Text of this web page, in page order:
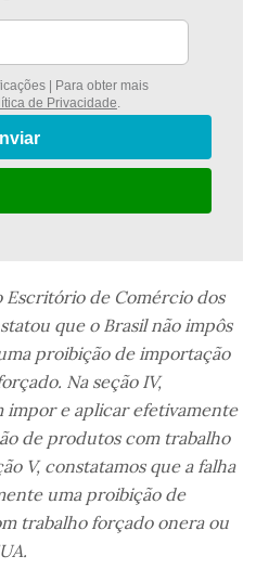
| Para obter mais
de Privacidade
Escritório de Comércio dos
que o Brasil não impôs
proibição de importação
Na seção IV,
impor e aplicar efetivamente
de produtos com trabalho
V, constatamos que a falha
uma proibição de
trabalho forçado onera ou